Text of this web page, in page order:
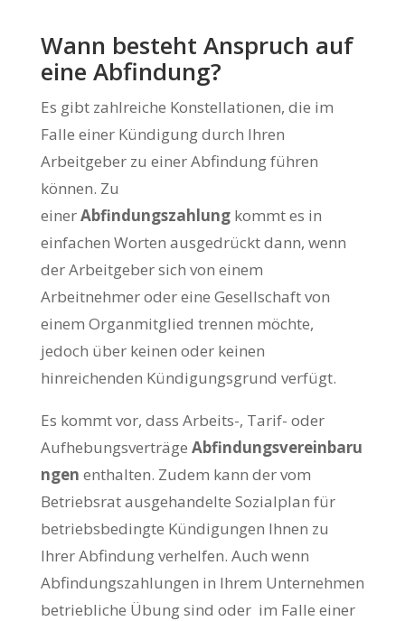
Wann besteht Anspruch auf
eine Abfindung?
Es gibt zahlreiche Konstellationen, die im
Falle einer Kündigung durch Ihren
Arbeitgeber zu einer Abfindung führen
können. Zu
einerAbfindungszahlungkommt es in
einfachen Worten ausgedrückt dann, wenn
der Arbeitgeber sich von einem
Arbeitnehmer oder eine Gesellschaft von
einem Organmitglied trennen möchte,
jedoch über keinen oder keinen
hinreichenden Kündigungsgrund verfügt.
Es kommt vor, dass Arbeits-, Tarif- oder
Aufhebungsverträge Abfindungsvereinbaru
ngen enthalten. Zudem kann der vom
Betriebsrat ausgehandelte Sozialplan für
betriebsbedingte Kündigungen Ihnen zu
Ihrer Abfindung verhelfen. Auch wenn
Abfindungszahlungen in Ihrem Unternehmen
betriebliche Übung sind oder im Falle einer